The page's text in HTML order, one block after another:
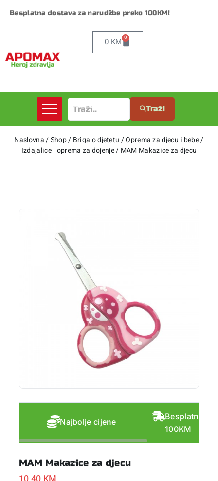
Besplatna dostava za narudžbe preko 100KM!
0 KM 0
Traži
Naslovna/Shop/ Briga o djetetu /Oprema za djecu i bebe/
Izdajalice i oprema za dojenje/ MAM Makazice za djecu
Najbolje cijene
Besplatna
100KM
MAM Makazice za djecu